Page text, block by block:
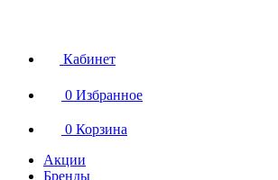
Кабинет
0 Избранное
0 Корзина
Акции
Бренды